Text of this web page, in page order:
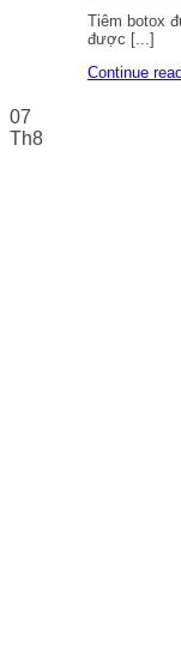
Tiêm botox
được [...]
Continue
07
Th8